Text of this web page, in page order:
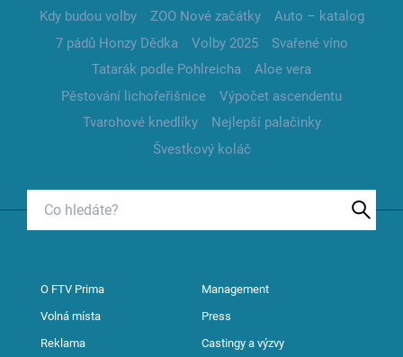
Kdy budou volby
ZOO Nové začátky
Auto – katalog
7 pádů Honzy Dědka
Volby 2025
Svařené víno
Tatarák podle Pohlreicha
Aloe vera
Pěstování lichořeřišnice
Výpočet ascendentu
Tvarohové knedlíky
Nejlepší palačinky
Švestkový koláč
O FTV Prima Management
Volná místa Press
Reklama Castingy a výzvy